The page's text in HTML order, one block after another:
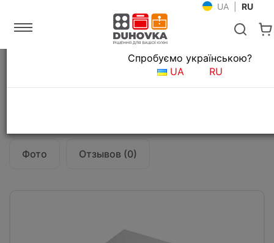
UA RU
Кухонные вытяжки
Вытяжка кухонная Fabiano Festa 60 White
Фото Отзывов (0)
Язык магазина
Спробуємо українською?
UA
RU